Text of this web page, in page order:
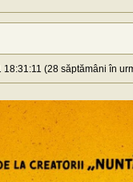
18:31:11 (28 săptămâni în